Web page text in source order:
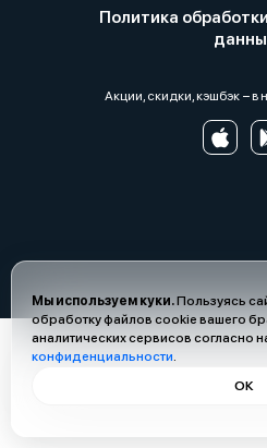
Мы используем куки.Пользуясь
обработку файлов cookie вашего
аналитических сервисов согласно
конфиденциальности.
ОК
Политика
Акции, скидки, кэшбэк −